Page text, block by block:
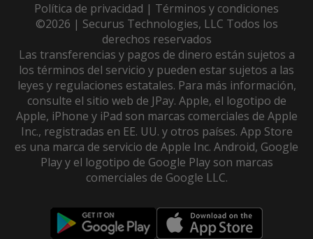
Política de privacidad | Términos y condiciones
©2026 | Securus Technologies, LLC Todos los
derechos reservados
Las transferencias y pagos de dinero están sujetos a
los términos del servicio y pueden estar sujetos a las
leyes y regulaciones estatales. Para más información,
consulte el sitio web de JPay. Apple, el logotipo de
Apple, iPhone y iPad son marcas comerciales de Apple
Inc., registradas en EE. UU. y otros países. App Store
es una marca de servicio de Apple Inc. Android, Google
Play y el logotipo de Google Play son marcas
comerciales de Google LLC.